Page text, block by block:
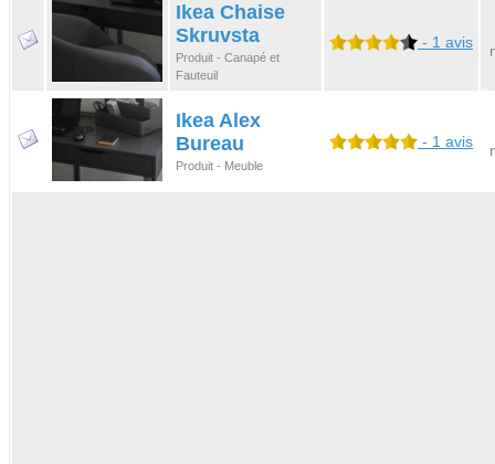
Ikea Chaise
Skruvsta
Produit - Canapé et
Fauteuil
- 1 avis
Ikea Alex
Bureau
Produit - Meuble
- 1 avis